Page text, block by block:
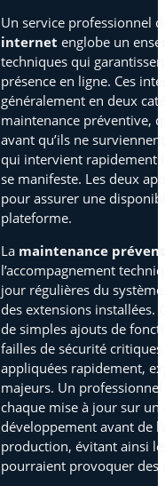
Un service professionnel
internet englobe un
techniques qui
présence en ligne. Ces
généralement en deux
maintenance préventive,
avant qu’ils ne
qui intervient rapidement
se manifeste. Les deux
pour assurer une
plateforme.
La maintenance
l’accompagnement
jour régulières du
des extensions installées.
de simples ajouts de
failles de sécurité
appliquées rapidement,
majeurs. Un
chaque mise à jour sur
développement avant de
production, évitant ainsi
pourraient provoquer des